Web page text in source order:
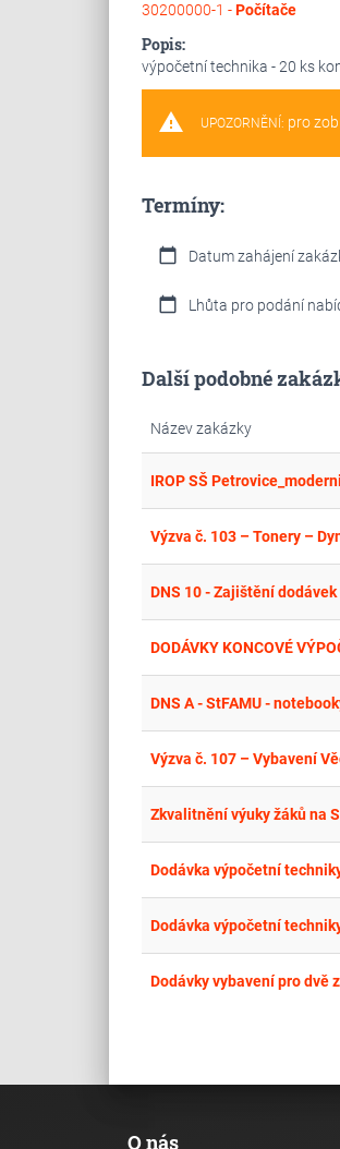
30200000-1 -Počítače
Popis:
výpočetní technika - 20 ks
warning UPOZORNĚNÍ: pro
Termíny:
calendar_today Datum zahájení
calendar_today Lhůta pro podání
Další podobné
Název zakázky
IROP SŠ
Výzva č. 103 – Tonery –
DNS 10 - Zajištění
DODÁVKY KONCOVÉ
DNS A - StFAMU -
Dodávka výpočetní
Dodávka výpočetní
Dodávky vybavení pro dvě
O nás